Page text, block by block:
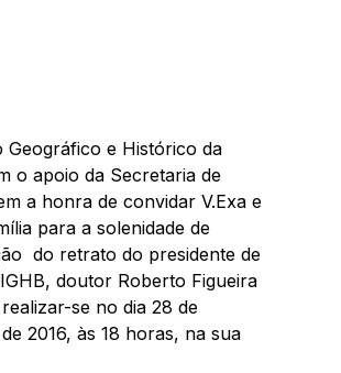
Geográfico e Histórico da
o apoio da Secretaria de
a honra de convidar V.Exa e
para a solenidade de
do retrato do presidente de
doutor Roberto Figueira
se no dia 28 de
2016, às 18 horas, na sua